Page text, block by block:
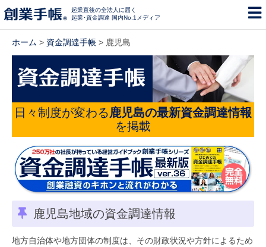
起業直後の全法人に届く
起業･資金調達 国内No.1メディア
ホーム > 資金調達手帳 > 鹿児島
日々制度が変わる鹿児島の最新資金調達情報
を掲載
鹿児島地域の資金調達情報
地方自治体や地方団体の制度は、その財政状況や方針によるため